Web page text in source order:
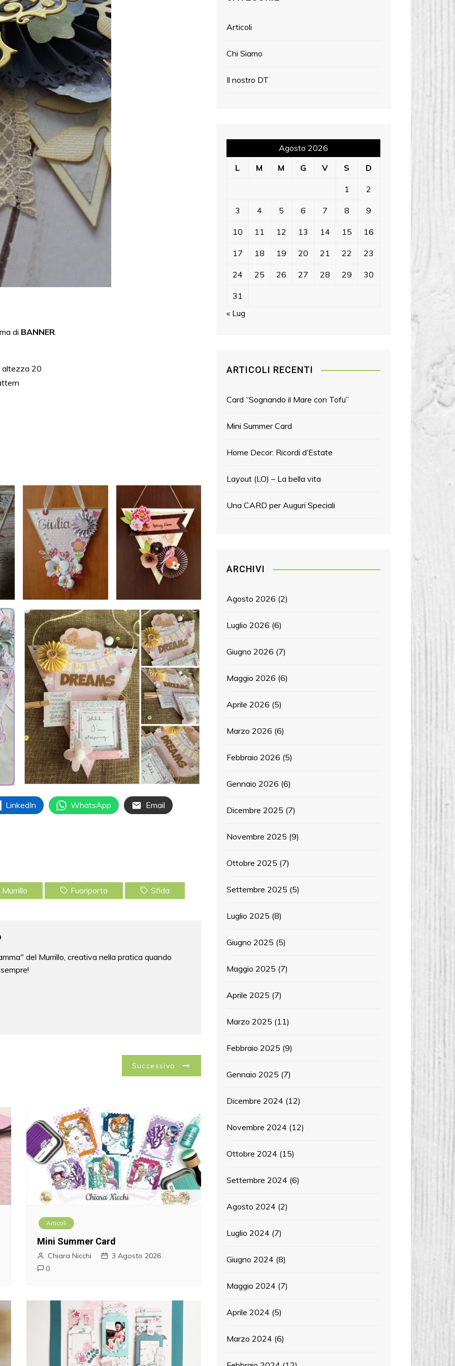
di BANNER.
altezza 20
LinkedIn WhatsApp Email
Fuoriporta Sfida
del Murrillo, creativa nella pratica quando
Successivo
Articoli
Mini Summer Card
Chiara Nicchi
3 Agosto 2026
0
Articoli
Chi Siamo
Il nostro DT
Agosto 2026
L
M M G V S D
1 2
3 4 5 6 7 8 9
10 11 12 13 14 15 16
17 18 19 20 21 22 23
24 25 26 27 28 29 30
31
« Lug
ARTICOLI RECENTI
Card “Sognando il Mare con Tofu”
Mini Summer Card
Home Decor: Ricordi d’Estate
Layout (LO) – La bella vita
Una CARD per Auguri Speciali
ARCHIVI
Agosto 2026 (2)
Luglio 2026 (6)
Giugno 2026 (7)
Maggio 2026 (6)
Aprile 2026 (5)
Marzo 2026 (6)
Febbraio 2026 (5)
Gennaio 2026 (6)
Dicembre 2025 (7)
Novembre 2025 (9)
Ottobre 2025 (7)
Settembre 2025 (5)
Luglio 2025 (8)
Giugno 2025 (5)
Maggio 2025 (7)
Aprile 2025 (7)
Marzo 2025 (11)
Febbraio 2025 (9)
Gennaio 2025 (7)
Dicembre 2024 (12)
Novembre 2024 (12)
Ottobre 2024 (15)
Settembre 2024 (6)
Agosto 2024 (2)
Luglio 2024 (7)
Giugno 2024 (8)
Maggio 2024 (7)
Aprile 2024 (5)
Marzo 2024 (6)